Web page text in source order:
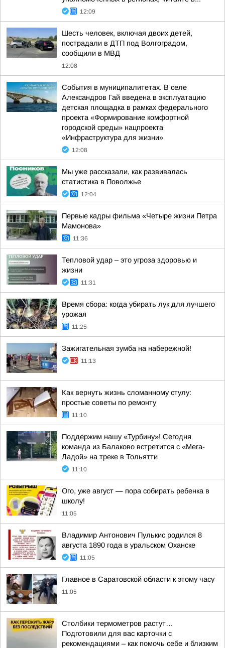
12:09
Шесть человек, включая двоих детей,
пострадали в ДТП под Волгоградом,
сообщили в МВД
12:08
События в муниципалитетах. В селе
Александров Гай введена в эксплуатацию
детская площадка в рамках федерального
проекта «Формирование комфортной
городской среды» нацпроекта
«Инфраструктура для жизни»
12:08
Мы уже рассказали, как развивалась
статистика в Поволжье
12:04
Первые кадры фильма «Четыре жизни Петра
Мамонова»
11:36
Тепловой удар – это угроза здоровью и
жизни
11:31
Время сбора: когда убирать лук для лучшего
урожая
11:25
Зажигательная зумба на набережной!
11:13
Как вернуть жизнь сломанному стулу:
простые советы по ремонту
11:10
Поддержим нашу «Турбину»! Сегодня
команда из Балаково встретится с «Мега-
Ладой» на треке в Тольятти
11:10
Ого, уже август — пора собирать ребенка в
школу!
11:05
Владимир Антонович Пулькис родился 8
августа 1890 года в уральском Оханске
11:05
Главное в Саратовской области к этому часу
11:05
Столбики термометров растут…
Подготовили для вас карточки с
рекомендациями – как помочь себе и близким